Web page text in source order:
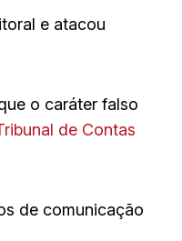
e atacou
o caráter falso
de Contas
de comunicação